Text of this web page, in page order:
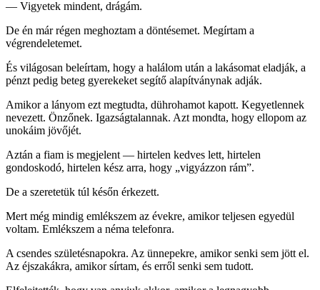
— Vigyetek mindent, drágám.
De én már régen meghoztam a döntésemet. Megírtam a
végrendeletemet.
És világosan beleírtam, hogy a halálom után a lakásomat eladják, a
pénzt pedig beteg gyerekeket segítő alapítványnak adják.
Amikor a lányom ezt megtudta, dührohamot kapott. Kegyetlennek
nevezett. Önzőnek. Igazságtalannak. Azt mondta, hogy ellopom az
unokáim jövőjét.
Aztán a fiam is megjelent — hirtelen kedves lett, hirtelen
gondoskodó, hirtelen kész arra, hogy „vigyázzon rám”.
De a szeretetük túl későn érkezett.
Mert még mindig emlékszem az évekre, amikor teljesen egyedül
voltam. Emlékszem a néma telefonra.
A csendes születésnapokra. Az ünnepekre, amikor senki sem jött el.
Az éjszakákra, amikor sírtam, és erről senki sem tudott.